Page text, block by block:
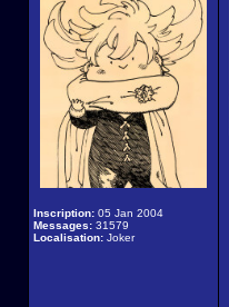
Inscription: 05 Jan 2004
Messages: 31579
Localisation: Joker